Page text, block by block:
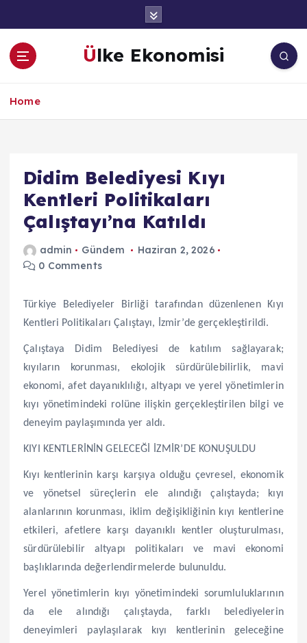
a
Ülke Ekonomisi
Home
Didim Belediyesi Kıyı
Kentleri Politikaları
Çalıştayı’na Katıldı
admin Gündem
Haziran 2, 2026
0 Comments
Türkiye Belediyeler Birliği tarafından düzenlenen Kıyı
Kentleri Politikaları Çalıştayı, İzmir’de gerçekleştirildi.
Çalıştaya Didim Belediyesi de katılım sağlayarak;
kıyıların korunması, ekolojik sürdürülebilirlik, mavi
ekonomi, afet dayanıklılığı, altyapı ve yerel yönetimlerin
kıyı yönetimindeki rolüne ilişkin gerçekleştirilen bilgi ve
deneyim paylaşımında yer aldı.
KIYI KENTLERİNİN GELECEĞİ İZMİR’DE KONUŞULDU
Kıyı kentlerinin karşı karşıya olduğu çevresel, ekonomik
ve yönetsel süreçlerin ele alındığı çalıştayda; kıyı
alanlarının korunması, iklim değişikliğinin kıyı kentlerine
etkileri, afetlere karşı dayanıklı kentler oluşturulması,
sürdürülebilir altyapı politikaları ve mavi ekonomi
başlıklarında değerlendirmelerde bulunuldu.
Yerel yönetimlerin kıyı yönetimindeki sorumluluklarının
da ele alındığı çalıştayda, farklı belediyelerin
deneyimleri paylaşılarak kıyı kentlerinin geleceğine